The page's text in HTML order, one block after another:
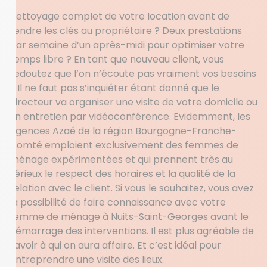
Nettoyage complet de votre location avant de
rendre les clés au propriétaire ? Deux prestations
par semaine d’un après-midi pour optimiser votre
temps libre ? En tant que nouveau client, vous
redoutez que l’on n’écoute pas vraiment vos besoins
? Il ne faut pas s’inquiéter étant donné que le
directeur va organiser une visite de votre domicile ou
un entretien par vidéoconférence. Evidemment, les
agences Azaé de la région Bourgogne-Franche-
Comté emploient exclusivement des femmes de
ménage expérimentées et qui prennent très au
sérieux le respect des horaires et la qualité de la
relation avec le client. Si vous le souhaitez, vous avez
la possibilité de faire connaissance avec votre
femme de ménage à Nuits-Saint-Georges avant le
démarrage des interventions. Il est plus agréable de
savoir à qui on aura affaire. Et c’est idéal pour
entreprendre une visite des lieux.